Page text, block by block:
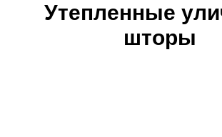
Утепленные
шторы